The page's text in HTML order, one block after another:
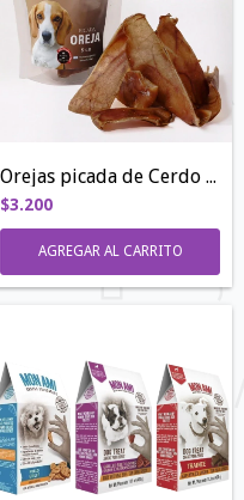
Orejas picada de Cerdo 8 unid
$3.200
AGREGAR AL CARRITO